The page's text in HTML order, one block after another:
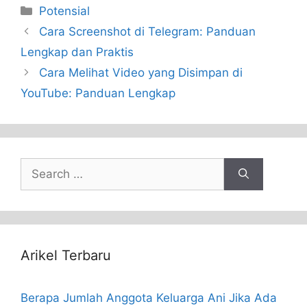
Categories
Potensial
Cara Screenshot di Telegram: Panduan
Lengkap dan Praktis
Cara Melihat Video yang Disimpan di
YouTube: Panduan Lengkap
Search
for:
Arikel Terbaru
Berapa Jumlah Anggota Keluarga Ani Jika Ada